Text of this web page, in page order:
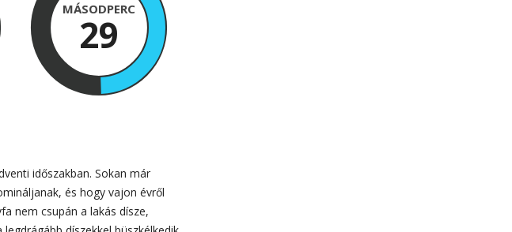
MÁSODPERC
28
időszakban. Sokan már
és hogy vajon évről
nem csupán a lakás dísze,